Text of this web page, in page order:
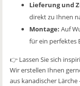
Lieferung und
direkt zu Ihnen
Montage: Auf
für ein perfektes
👉 Lassen Sie sich
Wir erstellen Ihnen
aus kanadischer